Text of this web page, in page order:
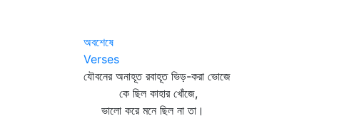
অবশেষে
Verses
যৌবনের অনাহূত রবাহূত ভিড়-করা ভোজে
কে ছিল কাহার খোঁজে,
ভালো করে মনে ছিল না তা।